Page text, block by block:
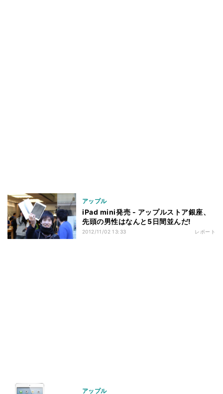
アップル
iPad mini発売 - アップルストア銀座、
先頭の男性はなんと5日間並んだ!
2012/11/02 13:33 レポート
アップル